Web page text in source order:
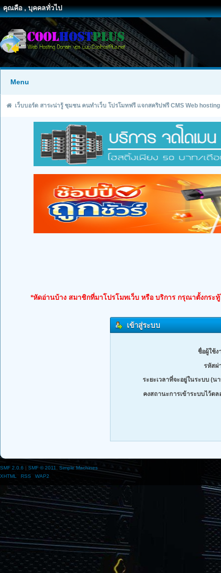
คุณคือ , บุคคลทั่วไป
Menu
เว็บบอร์ด สาระน่ารู้ ชุมชน คนทำเว็บ โปรโมทฟรี แจกสคริปฟรี CMS Web hosting
*หัดอ่านบ้าง สมาชิกที่มาโปรโมทเว็บ หรือ บริการ กรุณาตั้งกระ
เข้าสู่ระบบ
ชื่อผู้ใช้ง
รหัสผ่
ระยะเวลาที่จะอยู่ในระบบ (น
คงสถานะการเข้าระบบไว้ตล
SMF 2.0.6 | SMF © 2011
Simple Machines
XHTML
RSS WAP2